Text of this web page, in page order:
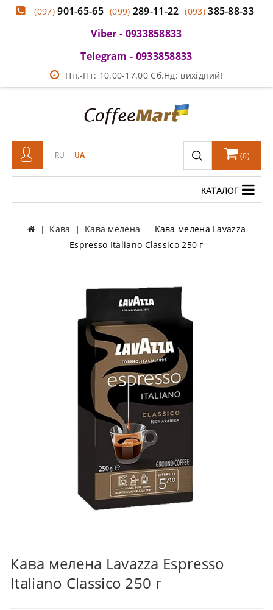
(097)901-65-65 (099) 289-11-22 (093)385-88-33
Viber - 0933858833
Telegram - 0933858833
Пн.-Пт: 10.00-17.00 Сб.Нд: вихідний!
RU UA (0)
КАТАЛОГ
Кава Кава мелена
Кава мелена Lavazza
Espresso Italiano Classico 250 г
Кава мелена Lavazza Espresso
Italiano Classico 250 г